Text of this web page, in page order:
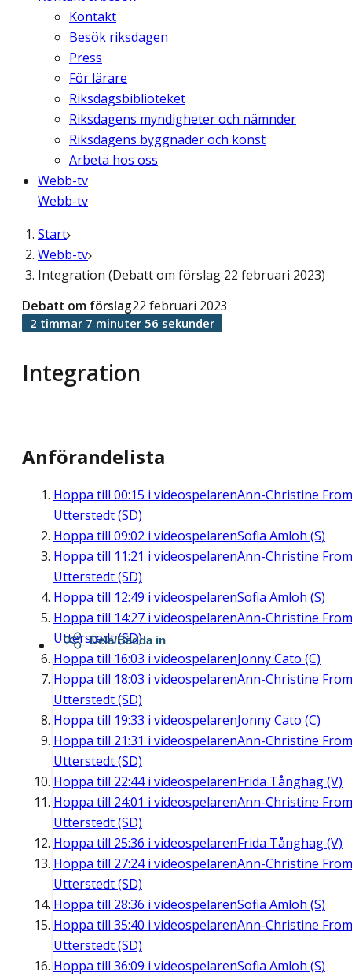
Kontakt
Besök riksdagen
Press
För lärare
Riksdagsbiblioteket
Riksdagens myndigheter och nämnder
Riksdagens byggnader och konst
Arbeta hos oss
Webb-tv
Webb-tv
Start
Webb-tv
Integration (Debatt om förslag 22 februari 2023)
Integration
Debatt om förslag22 februari 2023
2 timmar 7 minuter 56 sekunder
Anförandelista
Hoppa till 00:15 i videospelarenAnn-Christine From
Utterstedt (SD)
Hoppa till 09:02 i videospelarenSofia Amloh (S)
Hoppa till 11:21 i videospelarenAnn-Christine From
Utterstedt (SD)
Hoppa till 12:49 i videospelarenSofia Amloh (S)
Hoppa till 14:27 i videospelarenAnn-Christine From
Utterstedt (SD)
Hoppa till 16:03 i videospelarenJonny Cato (C)
Hoppa till 18:03 i videospelarenAnn-Christine From
Utterstedt (SD)
Hoppa till 19:33 i videospelarenJonny Cato (C)
Hoppa till 21:31 i videospelarenAnn-Christine From
Utterstedt (SD)
Hoppa till 22:44i videospelarenFrida Tånghag (V)
Hoppa till 24:01 i videospelarenAnn-Christine From
Utterstedt (SD)
Hoppa till 25:36 i videospelarenFrida Tånghag (V)
Hoppa till 27:24i videospelarenAnn-Christine From
Utterstedt (SD)
Hoppa till 28:36 i videospelarenSofia Amloh (S)
Hoppa till 35:40 i videospelarenAnn-Christine From
Utterstedt (SD)
Hoppa till 36:09 i videospelarenSofia Amloh (S)
Dela/Bädda in